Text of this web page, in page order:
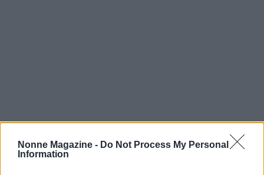
Nonne Magazine - Do Not Process My Personal
Information